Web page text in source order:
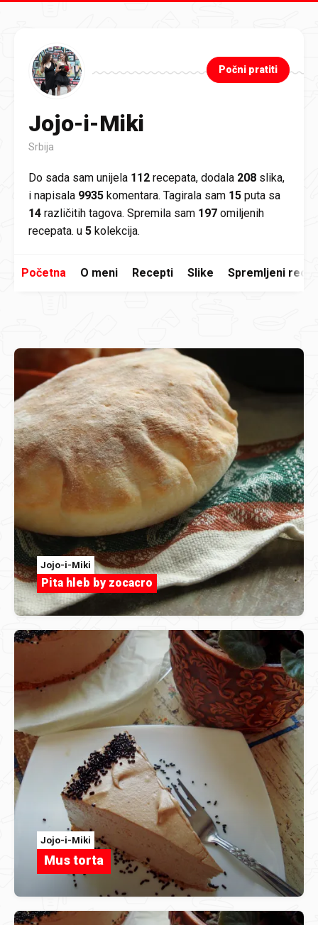
Jojo-i-Miki
Srbija
Počni pratiti
Do sada sam unijela 112 recepata, dodala 208 slika,
i napisala 9935 komentara. Tagirala sam 15 puta sa
14 različitih tagova. Spremila sam 197 omiljenih
recepata. u 5 kolekcija.
Početna O meni Recepti Slike Spremljeni
Jojo-i-Miki
Pita hleb by zocacro
Jojo-i-Miki
Mus torta